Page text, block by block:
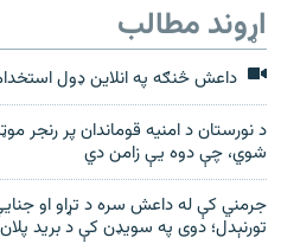
اړوند مطالب
داعش څنګه په انلاين ډول
د نورستان د امنيه قوماندان پر رنجر
شوي، چې دوه يې زامن دي
جرمني کې له داعش سره د تړاو او
تورنېدل؛ دوی په سویډن کې د برید